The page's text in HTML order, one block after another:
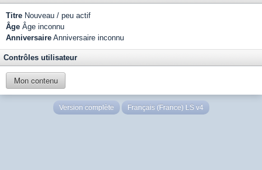
Titre Nouveau / peu actif
Âge Âge inconnu
Anniversaire Anniversaire inconnu
Contrôles utilisateur
Mon contenu
Version complète Français (France) LS v4